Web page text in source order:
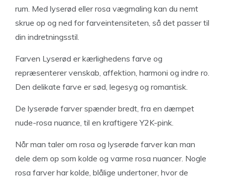
rum. Med lyserød eller rosa vægmaling kan du nemt
skrue op og ned for farveintensiteten, så det passer til
din indretningsstil.
Farven Lyserød er kærlighedens farve og
repræsenterer venskab, affektion, harmoni og indre ro.
Den delikate farve er sød, legesyg og romantisk.
De lyserøde farver spænder bredt, fra en dæmpet
nude-rosa nuance, til en kraftigere Y2K-pink.
Når man taler om rosa og lyserøde farver kan man
dele dem op som kolde og varme rosa nuancer. Nogle
rosa farver har kolde, blålige undertoner, hvor de